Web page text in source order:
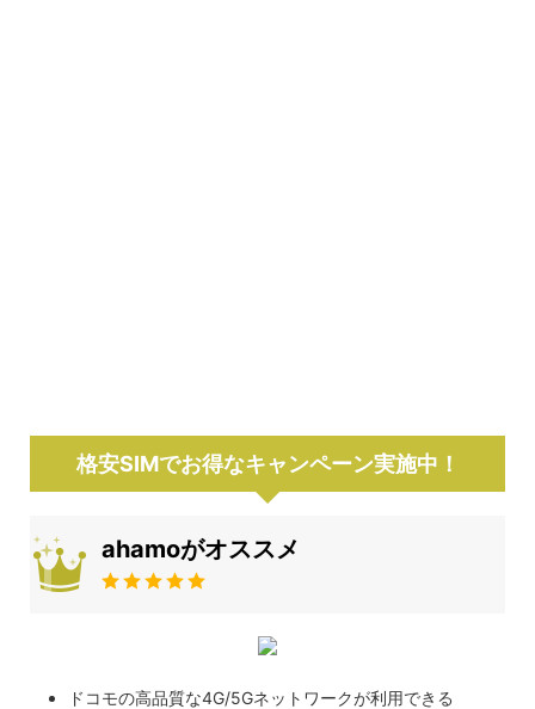
格安SIMでお得なキャンペーン実施中！
ahamoがオススメ
ドコモの高品質な4G/5Gネットワークが利用できる